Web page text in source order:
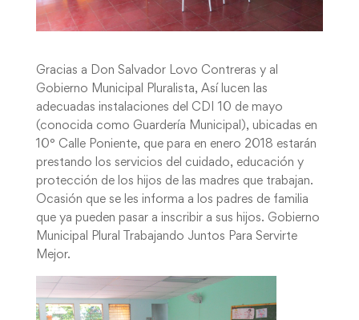
Gracias a Don Salvador Lovo Contreras y al
Gobierno Municipal Pluralista, Así lucen las
adecuadas instalaciones del CDI 10 de mayo
(conocida como Guardería Municipal), ubicadas en
10° Calle Poniente, que para en enero 2018 estarán
prestando los servicios del cuidado, educación y
protección de los hijos de las madres que trabajan.
Ocasión que se les informa a los padres de familia
que ya pueden pasar a inscribir a sus hijos. Gobierno
Municipal Plural Trabajando Juntos Para Servirte
Mejor.